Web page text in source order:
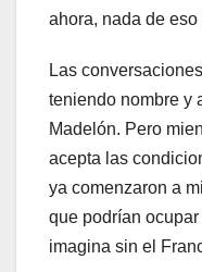
ahora, nada de
Las
teniendo nombre y
Madelón. Pero
acepta las
ya comenzaron a
que podrían
imagina sin el